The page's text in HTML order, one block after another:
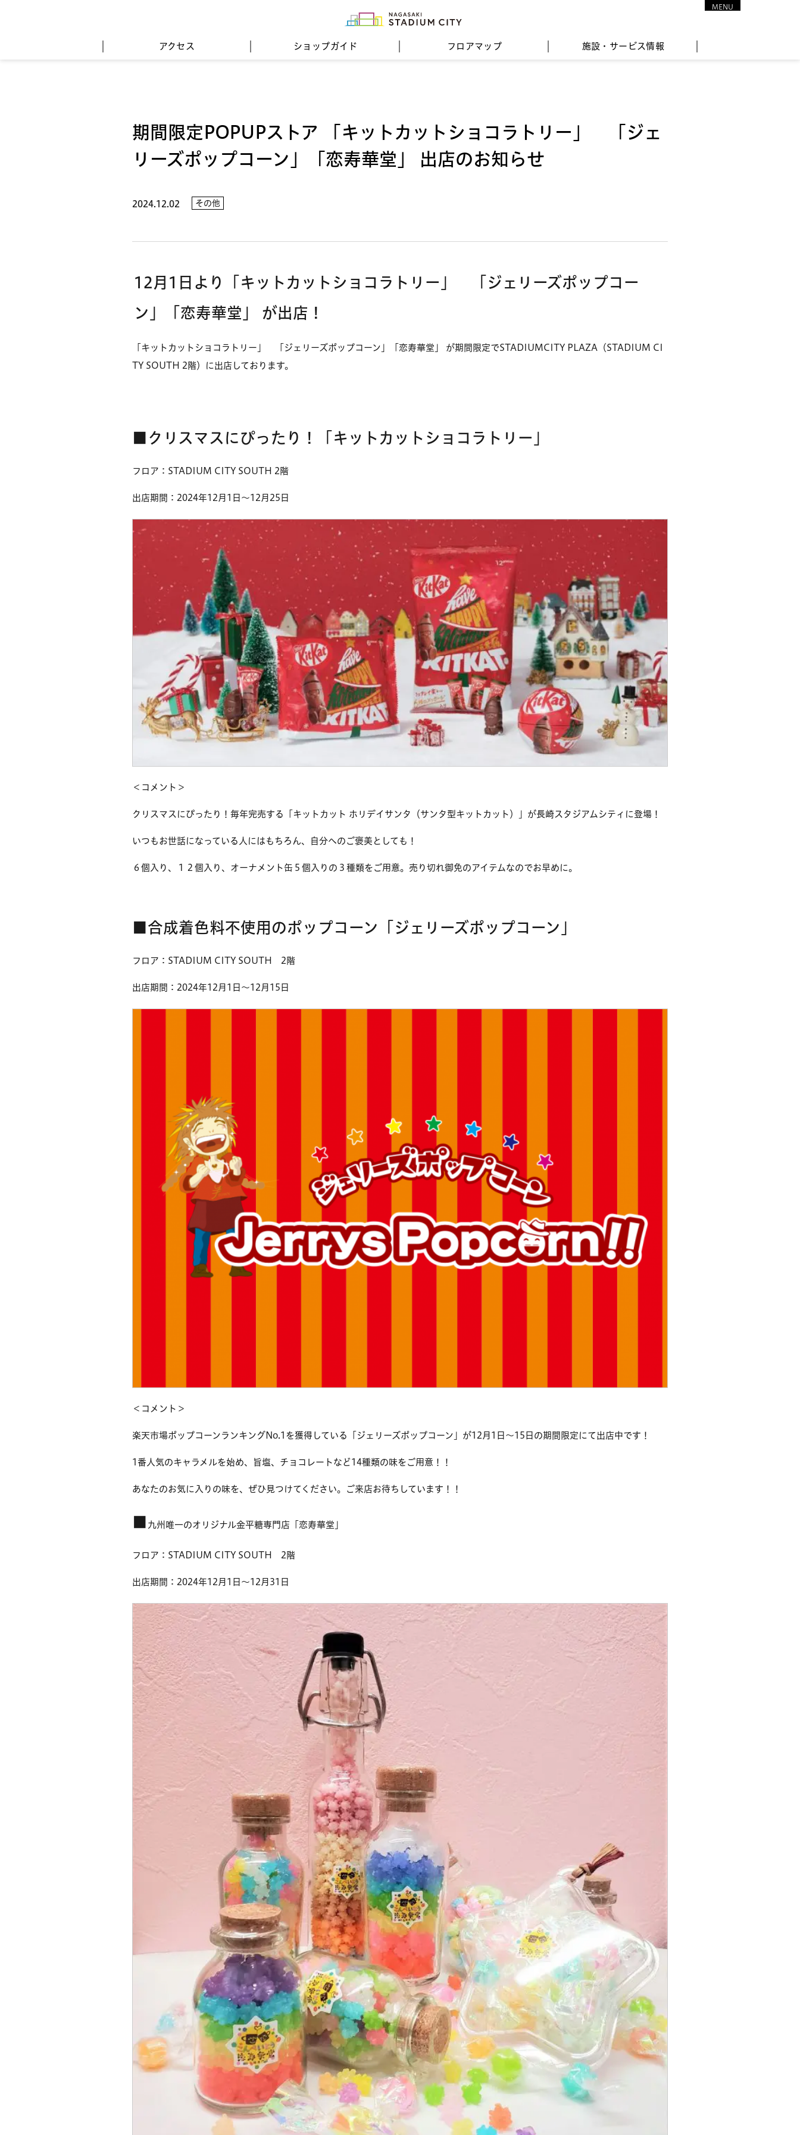
アクセス ショップガイド フロアマップ 施設・サービス情報
MENU
期間限定POPUPストア 「キットカットショコラトリー」 「ジェ
リーズポップコーン」「恋寿華堂」 出店のお知らせ
2024.12.02 その他
12 月1日より「キットカットショコラトリー」 「ジェリーズポップコー
ン」「恋寿華堂」 が出店！
「キットカットショコラトリー」 「ジェリーズポップコーン」「恋寿華堂」 が期間限定でSTADIUMCITY PLAZA（STADIUM CI
TY SOUTH 2階）に出店しております。
■クリスマスにぴったり！「 キットカットショコラトリー」
フロア：STADIUM CITY SOUTH 2階
出店期間：2024年12月1日～12月25日
＜コメント＞
クリスマスにぴったり！毎年完売する「キットカット ホリデイサンタ（サンタ型キットカット）」が長崎スタジアムシティに登場！
いつもお世話になっている人にはもちろん、自分へのご褒美としても！
６個入り、１２個入り、オーナメント缶５個入りの３種類をご用意。売り切れ御免のアイテムなのでお早めに。
■合成着色料不使用のポップコーン「ジェリーズポップコーン」
フロア：STADIUM CITY SOUTH 2階
出店期間：2024年12月1日～12月15日
＜コメント＞
楽天市場ポップコーンランキングNo.1を獲得している「ジェリーズポップコーン」が12月1日～15日の期間限定にて出店中です！
1番人気のキャラメルを始め、旨塩、チョコレートなど14種類の味をご用意！！
あなたのお気に入りの味を、ぜひ見つけてください。ご来店お待ちしています！！
九州唯一のオリジナル金平糖専門店「恋寿華堂」
フロア：STADIUM CITY SOUTH 2階
出店期間：2024年12月1日～12月31日